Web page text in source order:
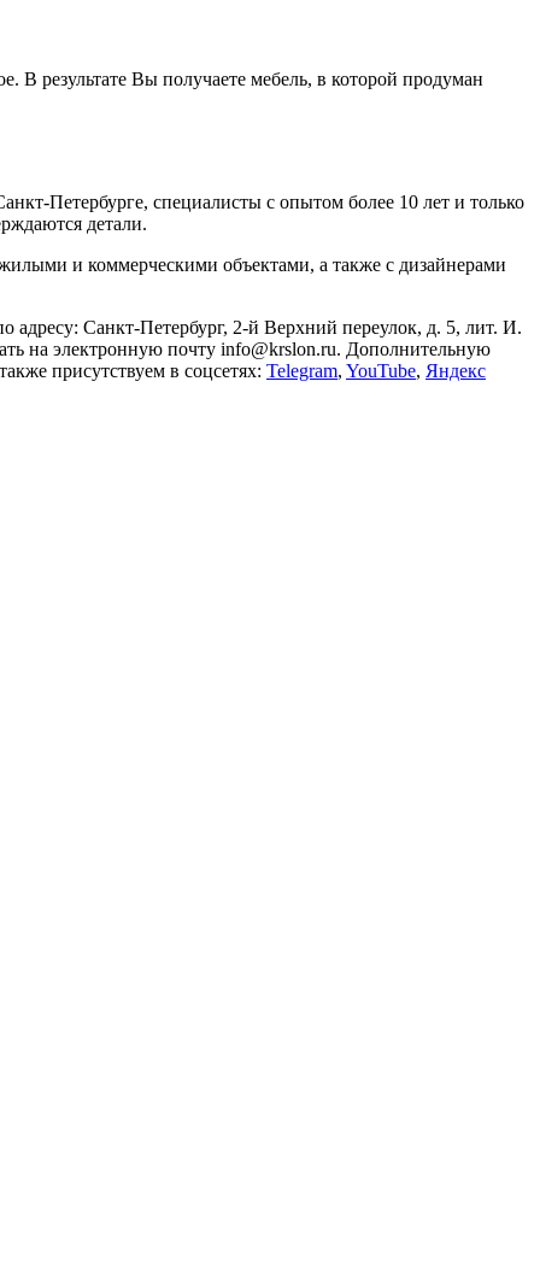
результате Вы получаете мебель, в которой продуман
Петербурге, специалисты с опытом более 10 лет и только
детали.
и коммерческими объектами, а также с дизайнерами
Санкт-Петербург, 2-й Верхний переулок, д. 5, лит. И.
на электронную почту info@krslon.ru. Дополнительную
присутствуем в соцсетях: Telegram, YouTube, Яндекс